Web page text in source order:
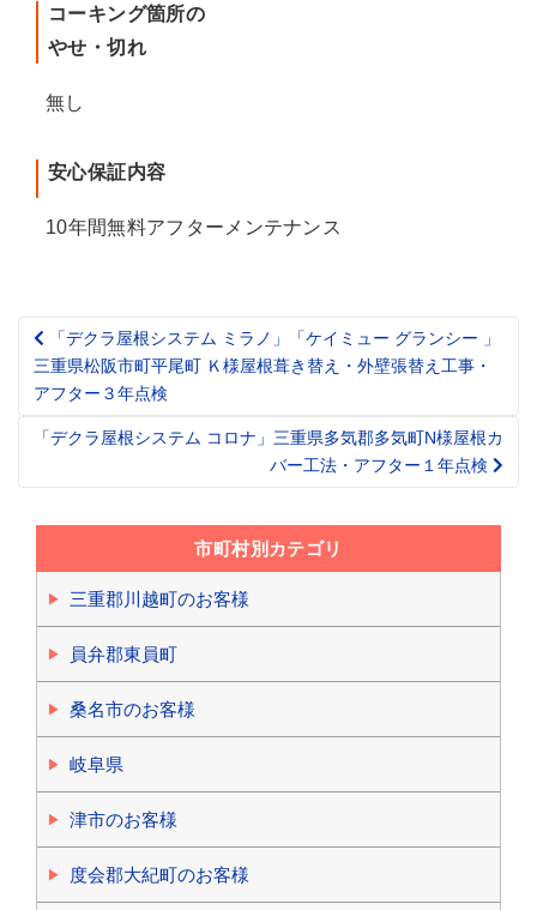
コーキング箇所の
やせ・切れ
無し
安心保証内容
10年間無料アフターメンテナンス
Post
navigation
「デクラ屋根システム ミラノ」「ケイミュー グランシー 」
三重県松阪市町平尾町 Ｋ様屋根葺き替え・外壁張替え工事・
アフター３年点検
「デクラ屋根システム コロナ」三重県多気郡多気町N様屋根カ
バー工法・アフター１年点検
市町村別カテゴリ
三重郡川越町のお客様
員弁郡東員町
桑名市のお客様
岐阜県
津市のお客様
度会郡大紀町のお客様